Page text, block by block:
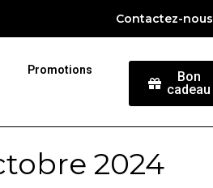
Contactez-nous
Promotions
Bon
cadeau
2024